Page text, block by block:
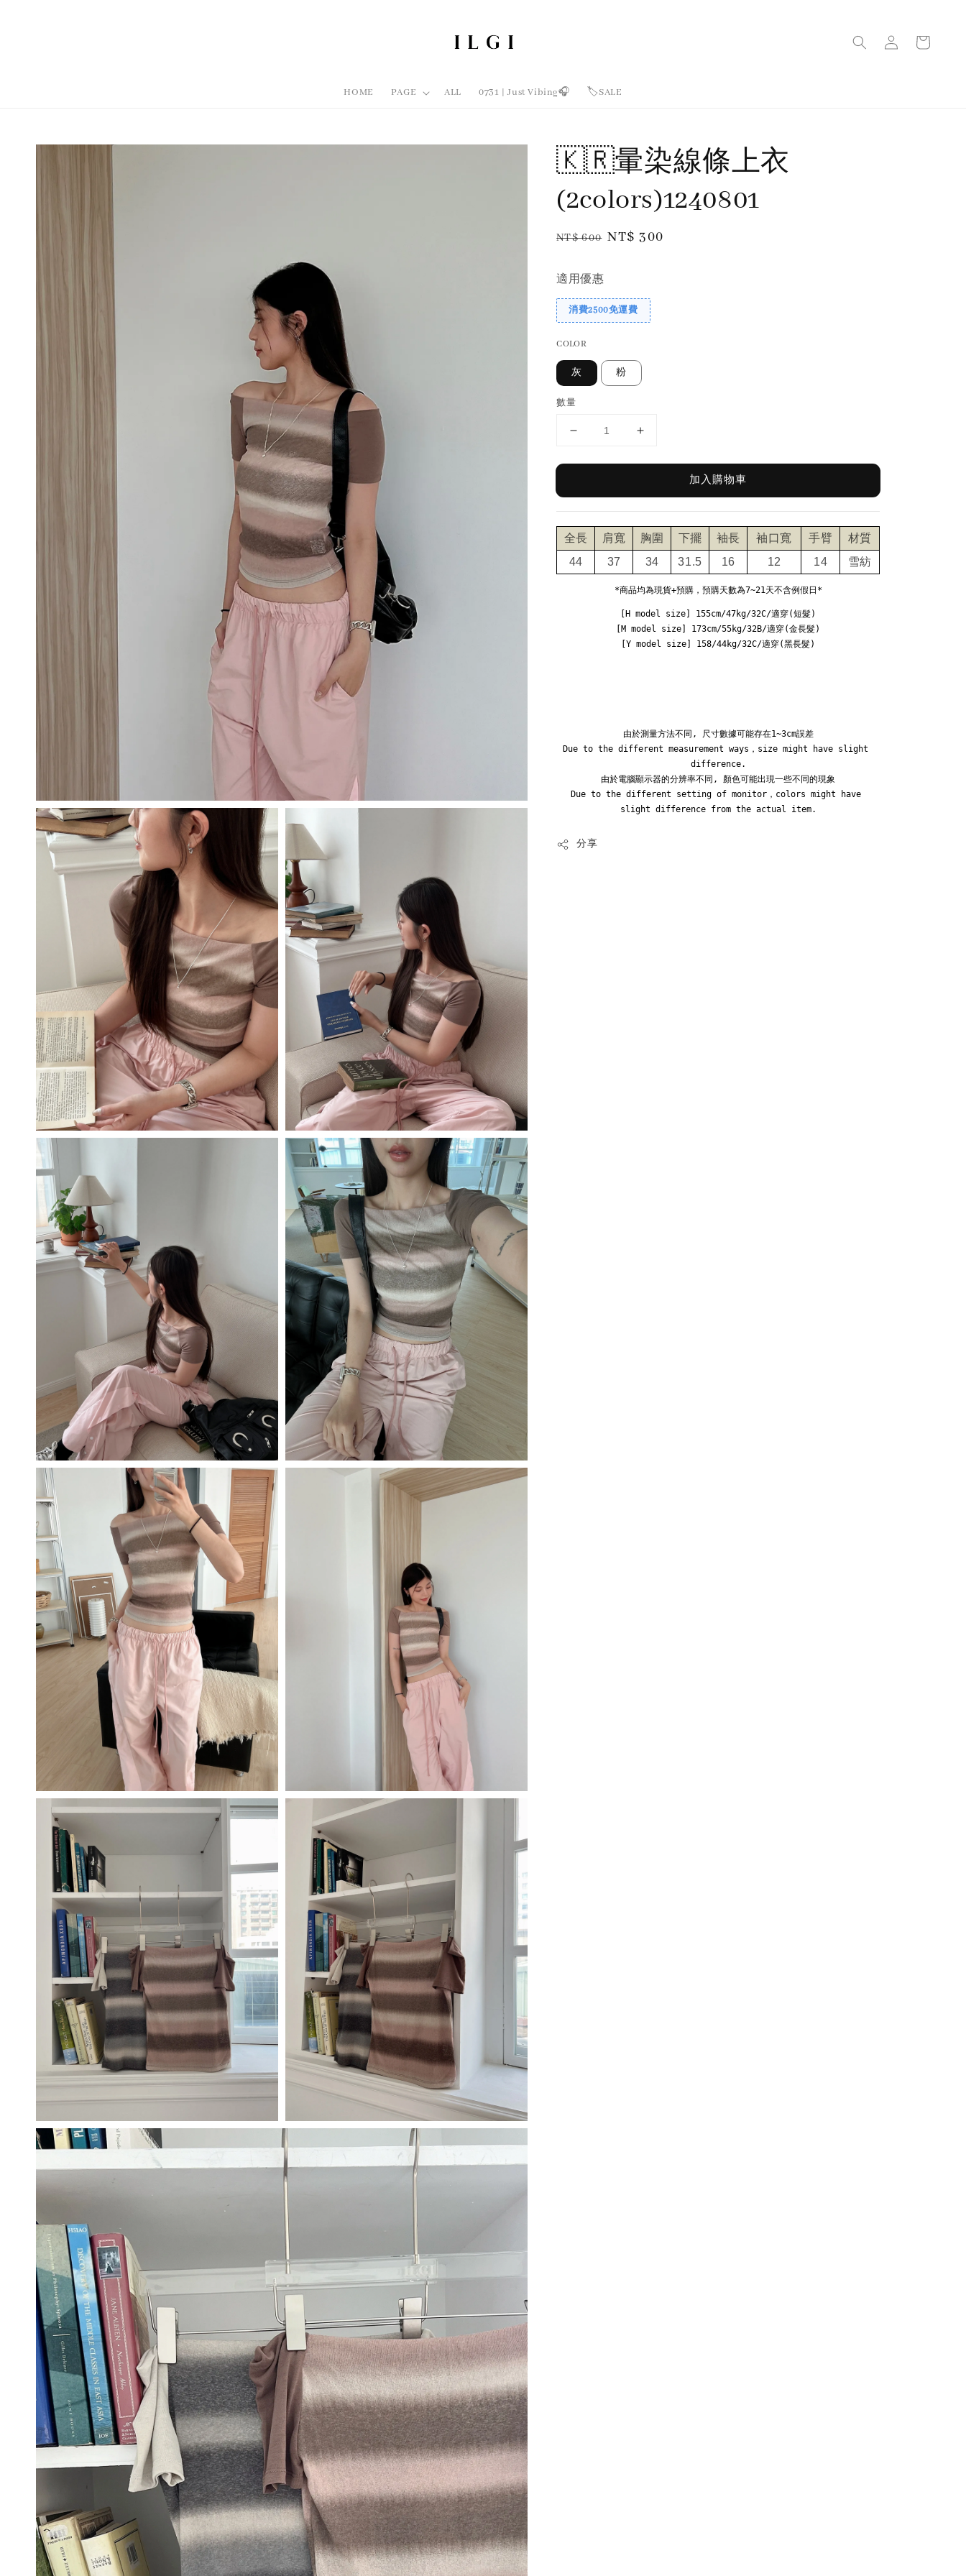
HOME PAGE ALL 0731 | Just Vibing🎧 🏷️SALE
🇰🇷暈染線條上衣
(2colors)1240801
Regular
NT$ 600 Sale
NT$ 300
適用優惠
消費2500免運費
COLOR
灰 粉
數量
加入購物車
全長 肩寬 胸圍 下擺 袖長 袖口寬 手臂
材質
44
37 34 31.5 16 12 14 雪紡
*商品均為現貨+預購，預購天數為7~21天不含例假日*
[H model size] 155cm/47kg/32C/適穿(短髮)
[M model size] 173cm/55kg/32B/適穿(金長髮)
[Y model size] 158/44kg/32C/適穿(黑長髮)
由於測量方法不同, 尺寸數據可能存在1~3cm誤差
Due to the different measurement ways，size might have slight
difference.
由於電腦顯示器的分辨率不同, 顏色可能出現一些不同的現象
Due to the different setting of monitor，colors might have
slight difference from the actual item.
分享